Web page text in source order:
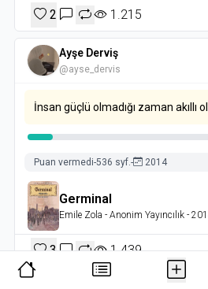
2 1.215
Ayşe Derviş
@ayse_dervis
İnsan güçlü olmadığı zaman akıllı
Puan vermedi-536 syf.- 2014
Germinal
Emile Zola - Anonim Yayıncılık -
3 1.439